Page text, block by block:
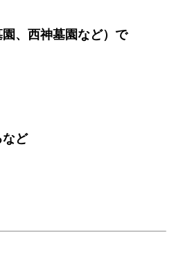
、西神墓園など）で
など